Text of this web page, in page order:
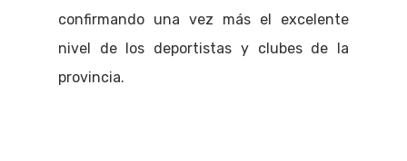
confirmando una vez más el excelente
nivel de los deportistas y clubes de la
provincia.